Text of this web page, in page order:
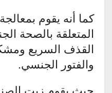
كما أنه يقوم
المتعلقة بالصحة
القذف السريع
والفتور الجنسي.
حيث يقوم زيت